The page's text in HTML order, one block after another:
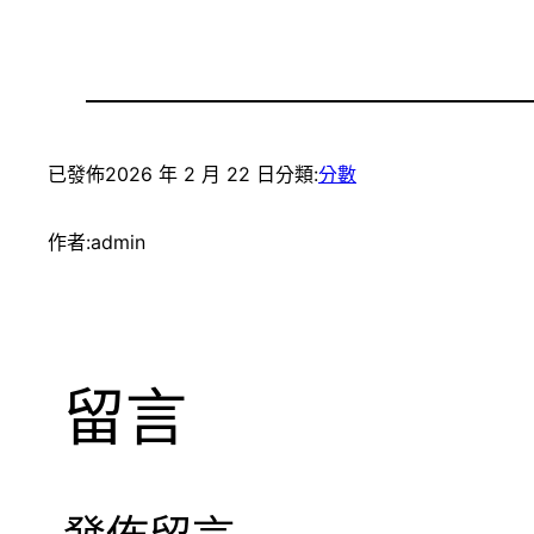
已發佈2026 年 2 月 22 日分類:分數
作者:admin
留言